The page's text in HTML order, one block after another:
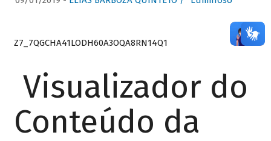
Z7_7QGCHA41LODH60A3OQA8RN14Q1
Visualizador do
Conteúdo da